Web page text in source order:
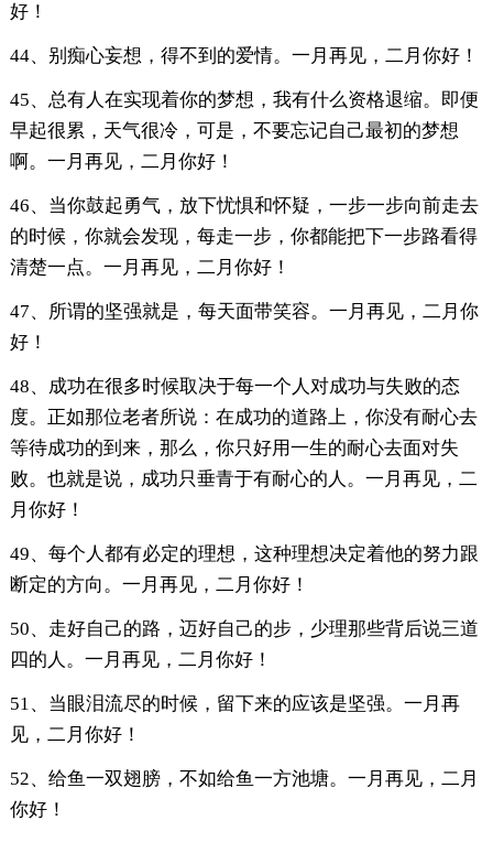
好！
44、别痴心妄想，得不到的爱情。一月再见，二月你好！
45、总有人在实现着你的梦想，我有什么资格退缩。即便
早起很累，天气很冷，可是，不要忘记自己最初的梦想
啊。一月再见，二月你好！
46、当你鼓起勇气，放下忧惧和怀疑，一步一步向前走去
的时候，你就会发现，每走一步，你都能把下一步路看得
清楚一点。一月再见，二月你好！
47、所谓的坚强就是，每天面带笑容。一月再见，二月你
好！
48、成功在很多时候取决于每一个人对成功与失败的态
度。正如那位老者所说：在成功的道路上，你没有耐心去
等待成功的到来，那么，你只好用一生的耐心去面对失
败。也就是说，成功只垂青于有耐心的人。一月再见，二
月你好！
49、每个人都有必定的理想，这种理想决定着他的努力跟
断定的方向。一月再见，二月你好！
50、走好自己的路，迈好自己的步，少理那些背后说三道
四的人。一月再见，二月你好！
51、当眼泪流尽的时候，留下来的应该是坚强。一月再
见，二月你好！
52、给鱼一双翅膀，不如给鱼一方池塘。一月再见，二月
你好！